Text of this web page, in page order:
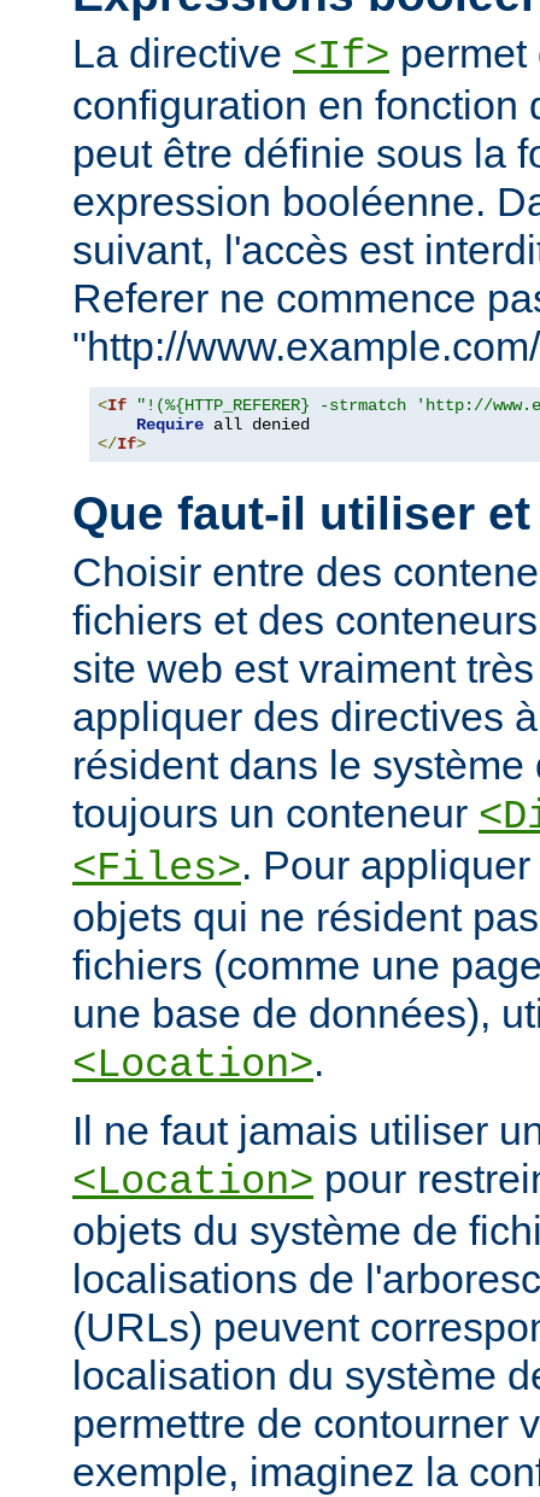
La directive <If> permet
configuration en fonction
peut être définie sous la
expression booléenne.
suivant, l'accès est
Referer ne commence
"http://
<If
"!(%{HTTP_REFERER} -strmatch 'http://
Require
</If>
Que faut-il utiliser
Choisir entre des
fichiers et des
site web est vraiment
appliquer des directives
résident dans le
toujours un conteneur
<Files>. Pour
objets qui ne résident
fichiers (comme une
une base de données),
<Location>.
Il ne faut jamais utiliser
<Location> pour
objets du système de
localisations de
(URLs) peuvent
localisation du système
permettre de contourner
exemple, imaginez la